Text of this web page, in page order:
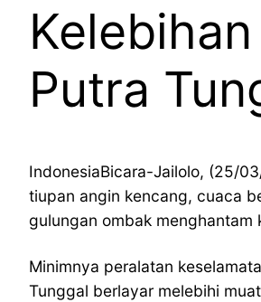
Putra
IndonesiaBicara-Jailolo, (25/
tiupan angin kencang, cuaca
gulungan ombak
Minimnya peralatan
Tunggal berlayar melebihi